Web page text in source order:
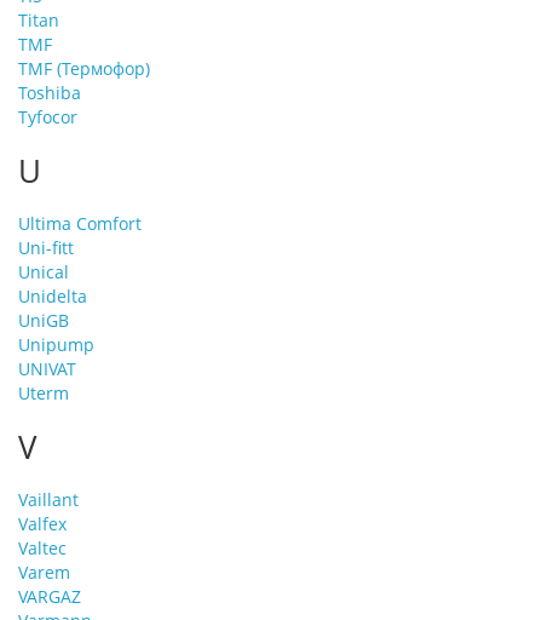
Titan
TMF
TMF (Термофор)
Toshiba
Tyfocor
U
Ultima Comfort
Uni-fitt
Unical
Unidelta
UniGB
Unipump
UNIVAT
Uterm
V
Vaillant
Valfex
Valtec
Varem
VARGAZ